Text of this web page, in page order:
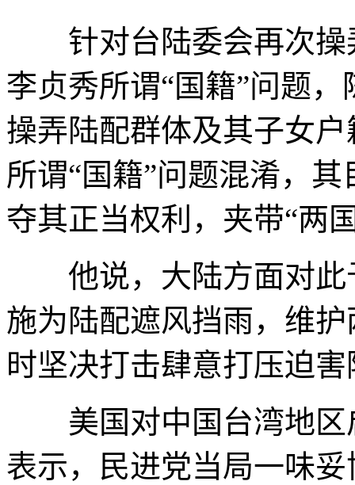
针对台陆委会再次操
李贞秀所谓“国籍”问题
操弄陆配群体及其子女
所谓“国籍”问题混淆，
夺其正当权利，夹带“两
他说，大陆方面对此
施为陆配遮风挡雨，维
时坚决打击肆意打压迫
美国对中国台湾地区
表示，民进党当局一味